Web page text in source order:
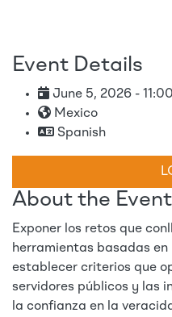
About the Event
Exponer los retos que
herramientas basadas en
establecer criterios que
servidores públicos y las
la confianza en la
Event Details
June 5, 2026 -
Mexico
Spanish